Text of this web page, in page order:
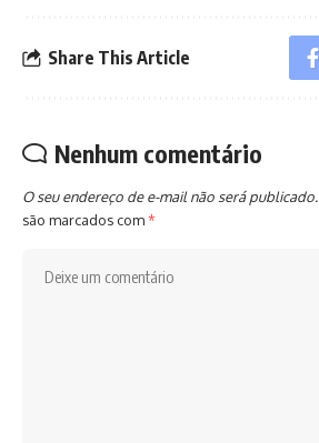
Share This Article
Nenhum comentário
O seu endereço de e-mail não será publicado.
são marcados com*